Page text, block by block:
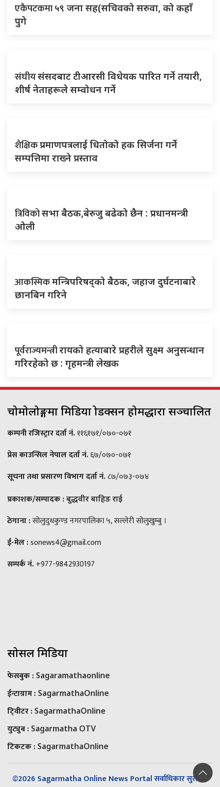
एकैपटकमा५९ जना सह(सचिवको सरुवा, को कहाँ
पुगे
संघीयसंसदबाट टीआरसी विधेयक पारित गर्ने तयारी,
शीर्ष नेताहरूले सम्वोधन गर्ने
शैक्षिकप्रमाणपत्रलाई धितोको हक सिर्जना गर्ने
सम्पत्तिमा राख्ने प्रस्ताव
त्रिविकोसभा बैठक,बेरुजु बढेको छैन : प्रधानमन्त्री
ओली
आकस्मिकमन्त्रिपरिषद्को बैठक, जहाज दुर्घटनाबारे
छानबिन गरिने
पूर्वराज्यमन्त्रीरायको हत्याबारे प्रहरीले सुक्ष्म अनुसन्धान
गरिरहेको छ : गृहमन्त्री लेखक
चोमोलोङ्गमा मिडिया प्रोडक्सन होमद्धारा सञ्चालित
कम्पनी रजिस्ट्रार दर्ता नं.११६१७१/०७०-०७१
प्रेस काउन्सिल नेपाल दर्ता नं.६७/०७०-०७१
सूचना तथा प्रसारण विभाग दर्ता नं.८७/०७३-०७४
प्रकाशक/सम्पादक :बुद्धवीर बाहिङ राई
ठेगाना :सोलुदुधकुण्ड नगरपालिका ५, सल्लेरी सोलुखुम्बु ।
ई-मेल :sonews4@gmail.com
सम्पर्क नं.+977-9842930197
सोसल मिडिया
फेसबुक : Sagaramathaonline
ईन्टाग्राम : SagarmathaOnline
टि्वीटर : SagarmathaOnline
युट्युब : Sagarmatha OTV
टिकटक : SagarmathaOnline
©2026 Sagarmatha Online News Portal सर्वाधिकार सुरक्षित